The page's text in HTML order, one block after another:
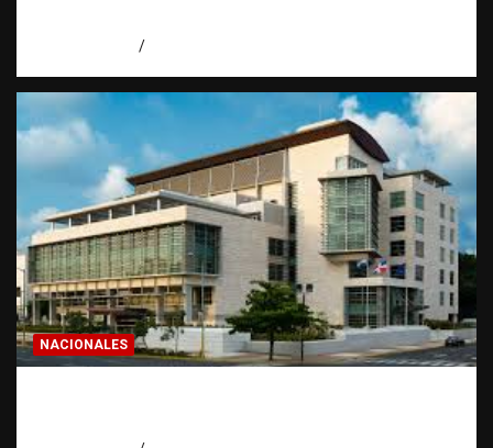
NACIONALES